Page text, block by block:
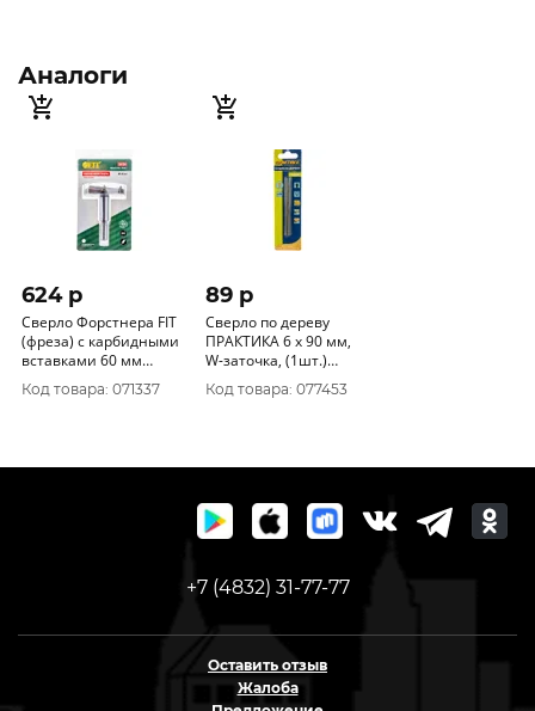
Аналоги
624 p
Сверло Форстнера FIT
(фреза) с карбидными
вставками 60 мм
36534
Код товара: 071337
89 p
Сверло по дереву
ПРАКТИКА 6 х 90 мм,
W-заточка, (1шт.)
блистер, серия Профи
775-587
Код товара: 077453
+7 (4832) 31-77-77
Оставить отзыв
Жалоба